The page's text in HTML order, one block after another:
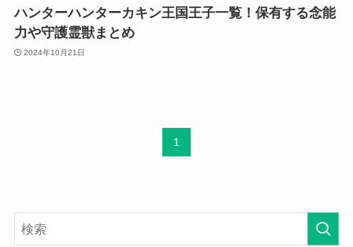
ハンターハンターカキン王国王子一覧！保有する念能
力や守護霊獣まとめ
2024年10月21日
1